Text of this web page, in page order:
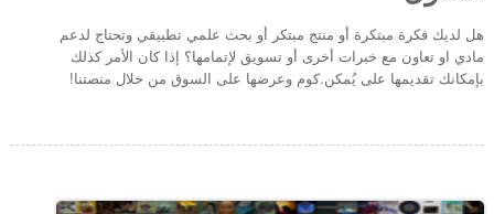
هل لديك فكرة مبتكرة أو منتج مبتكر أو بحث علمي تطبيقي وتحتاج لدعم
مادي او تعاون مع خبرات أخرى أو تسويق لإتمامها؟ إذا كان الأمر كذلك
بإمكانك تقديمها على يُمكن.كوم وعرضها على السوق من خلال منصتنا!